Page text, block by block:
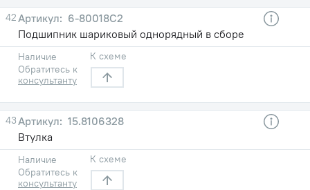
42
6-80018С2
Подшипник шариковый однорядный в сборе
Наличие
Обратитесь к
консультанту
К схеме
43
15.8106328
Втулка
Наличие
Обратитесь к
консультанту
К схеме